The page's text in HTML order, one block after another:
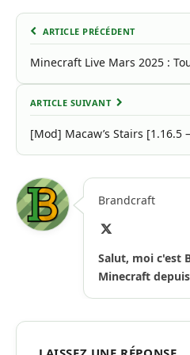
ARTICLE PRÉCÉDENT
Minecraft Live Mars 2025 :
ARTICLE SUIVANT
[Mod] Macaw’s Stairs [1.16.5
Brandcraft
X
Salut, moi c'est
Minecraft